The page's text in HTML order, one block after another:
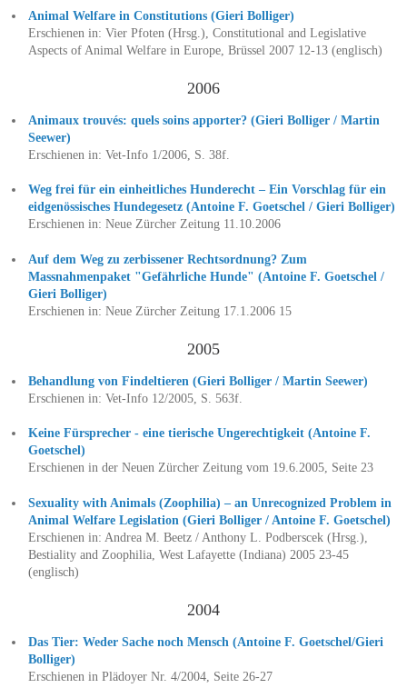
Animal Welfare in Constitutions (Gieri Bolliger)
Erschienen in: Vier Pfoten (Hrsg.), Constitutional and Legislative
Aspects of Animal Welfare in Europe, Brüssel 2007 12-13 (englisch)
2006
Animaux trouvés: quels soins apporter? (Gieri Bolliger / Martin
Seewer)
Erschienen in: Vet-Info 1/2006, S. 38f.
Weg frei für ein einheitliches Hunderecht – Ein Vorschlag für ein
eidgenössisches Hundegesetz (Antoine F. Goetschel / Gieri Bolliger)
Erschienen in: Neue Zürcher Zeitung 11.10.2006
Auf dem Weg zu zerbissener Rechtsordnung? Zum
Massnahmenpaket "Gefährliche Hunde" (Antoine F. Goetschel /
Gieri Bolliger)
Erschienen in: Neue Zürcher Zeitung 17.1.2006 15
2005
Behandlung von Findeltieren (Gieri Bolliger / Martin Seewer)
Erschienen in: Vet-Info 12/2005, S. 563f.
Keine Fürsprecher - eine tierische Ungerechtigkeit (Antoine F.
Goetschel)
Erschienen in der Neuen Zürcher Zeitung vom 19.6.2005, Seite 23
Sexuality with Animals (Zoophilia) – an Unrecognized Problem in
Animal Welfare Legislation (Gieri Bolliger / Antoine F. Goetschel)
Erschienen in: Andrea M. Beetz / Anthony L. Podberscek (Hrsg.),
Bestiality and Zoophilia, West Lafayette (Indiana) 2005 23-45
(englisch)
2004
Das Tier: Weder Sache noch Mensch (Antoine F. Goetschel/Gieri
Bolliger)
Erschienen in Plädoyer Nr. 4/2004, Seite 26-27